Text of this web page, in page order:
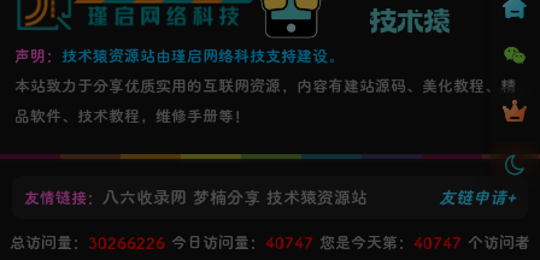
声明： 技术猿资源站由瑾启网络科技支持建设。
本站致力于分享优质实用的互联网资源，内容有建站源码、美化教程、精
品软件、技术教程，维修手册等！
友链申请+
友情链接： 八六收录网 梦楠分享 技术猿资源站
总访问量： 30266226 今日访问量： 40747 您是今天第： 40747 个访问者